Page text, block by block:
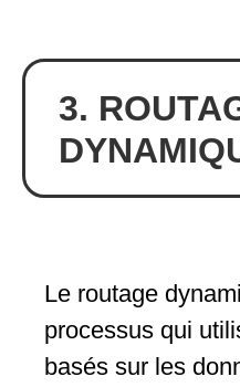
3.
Le routage
processus qui
basés sur les